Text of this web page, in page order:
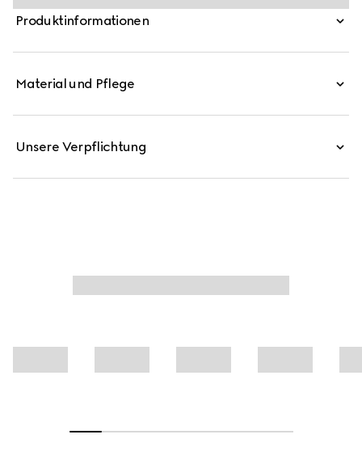
wird das GG Logo immer wieder zeitgemäß interpretiert
und inszeniert.
Produktinformationen
Material und Pflege
Unsere Verpflichtung